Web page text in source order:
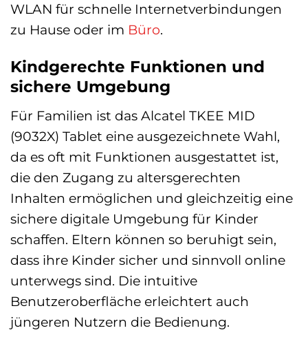
WLAN für schnelle Internetverbindungen
zu Hause oder im Büro.
Kindgerechte Funktionen und
sichere Umgebung
Für Familien ist das Alcatel TKEE MID
(9032X) Tablet eine ausgezeichnete Wahl,
da es oft mit Funktionen ausgestattet ist,
die den Zugang zu altersgerechten
Inhalten ermöglichen und gleichzeitig eine
sichere digitale Umgebung für Kinder
schaffen. Eltern können so beruhigt sein,
dass ihre Kinder sicher und sinnvoll online
unterwegs sind. Die intuitive
Benutzeroberfläche erleichtert auch
jüngeren Nutzern die Bedienung.